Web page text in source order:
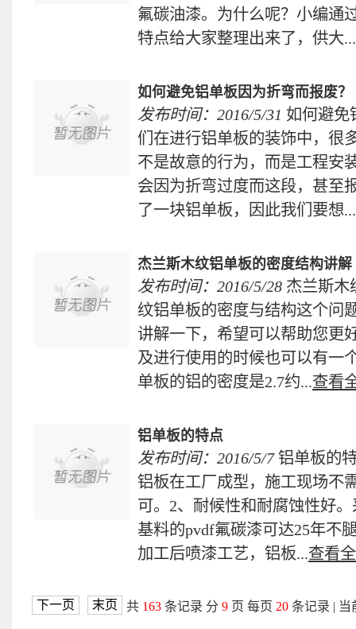
氟碳油漆。为什么呢？小编通
特点给大家整理出来了，供大...
如何避免铝单板因为折弯而报废？
发布时间：2016/5/31 如何避免
们在进行铝单板的装饰中，很
不是故意的行为，而是工程安
会因为折弯过度而这段，甚至
了一块铝单板，因此我们要想...
杰兰斯木纹铝单板的密度结构讲解
发布时间：2016/5/28 杰兰斯木
纹铝单板的密度与结构这个问
讲解一下，希望可以帮助您更
及进行使用的时候也可以有一
单板的铝的密度是2.7约...查看
铝单板的特点
发布时间：2016/5/7 铝单板的
铝板在工厂成型，施工现场不
可。2、耐候性和耐腐蚀性好
基料的pvdf氟碳漆可达25年不
加工后喷漆工艺，铝板...查看
共 163 条记录 分 9 页 每页 20 条记录 |
下一页 末页